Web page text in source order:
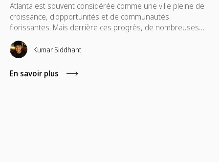
Atlanta est souvent considérée comme une ville pleine de
croissance, d'opportunités et de communautés
florissantes. Mais derrière ces progrès, de nombreuses
familles continuent de faire face à un véritable défi : un
accès constant à des aliments nutritifs. Des données
récentes montrent que 14,9 % de la population
géorgienne, soit environ 1,6 million, est en situation
d'insécurité alimentaire, une grande partie étant
Kumar Siddhant
En savoir plus